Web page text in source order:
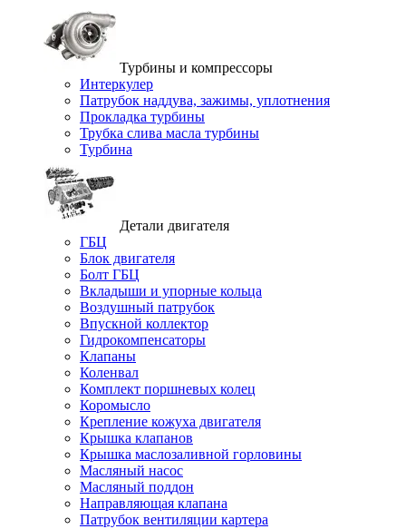
Турбины и компрессоры
Интеркулер
Патрубок наддува, зажимы, уплотнения
Прокладка турбины
Трубка слива масла турбины
Турбина
Детали двигателя
ГБЦ
Блок двигателя
Болт ГБЦ
Вкладыши и упорные кольца
Воздушный патрубок
Впускной коллектор
Гидрокомпенсаторы
Клапаны
Коленвал
Комплект поршневых колец
Коромысло
Крепление кожуха двигателя
Крышка клапанов
Крышка маслозаливной горловины
Масляный насос
Масляный поддон
Направляющая клапана
Патрубок вентиляции картера